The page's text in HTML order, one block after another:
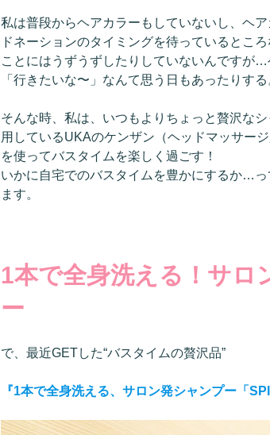
私は普段からヘアカラーもしていないし、ヘ
ドネーションのタイミングを待っているとこ
ことにはうずうずしたりしていないんですが
「行きたいな〜」なんて思う日もあったりする
そんな時、私は、いつもよりちょっと贅沢な
用しているUKAのケンザン（ヘッドマッサー
を使ってバスタイムを楽しく過ごす！
いかに自宅でのバスタイムを豊かにするか…
ます。
1本で全身洗える！サロ
ー
で、最近GETした“バスタイムの贅沢品”
『1本で全身洗える、サロン発シャンプー「